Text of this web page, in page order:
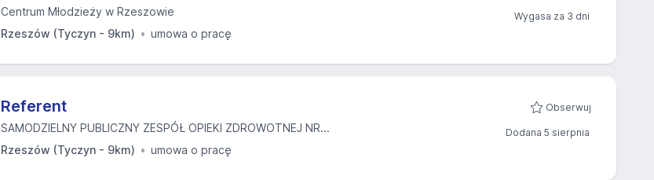
Centrum Młodzieży w Rzeszowie
Rzeszów (Tyczyn - 9km)
umowa o pracę
Wygasa za 3 dni
Referent
SAMODZIELNY PUBLICZNY ZESPÓŁ OPIEKI ZDROWOTNEJ NR...
Rzeszów (Tyczyn - 9km)
umowa o pracę
Obserwuj
Dodana 5 sierpnia